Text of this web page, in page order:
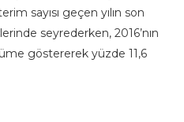
sayısı geçen yılın son
seyrederken, 2016’nın
göstererek yüzde 11,6